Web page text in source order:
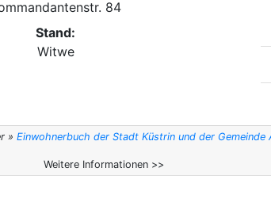
84
Stand:
Witwe
» Einwohnerbuch der Stadt Küstrin und der
Weitere Informationen >>